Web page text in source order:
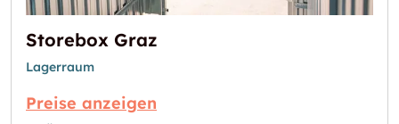
Storebox Graz
Lagerraum
Preise anzeigen